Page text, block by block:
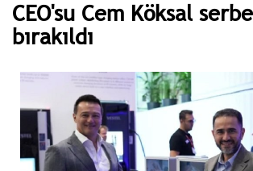
CEO'su Cem Köksal
bırakıldı